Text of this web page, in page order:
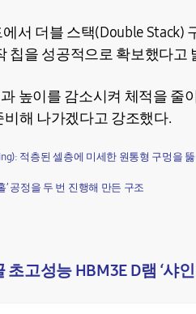
서 더블 스택(Double Stack)
칩을 성공적으로 확보했다고
높이를 감소시켜 체적을 줄
해 나가겠다고 강조했다.
적층된 셀층에 미세한 원통형 구멍을
’ 공정을 두 번 진행해 만든 구조
고성능 HBM3E D램 ‘샤